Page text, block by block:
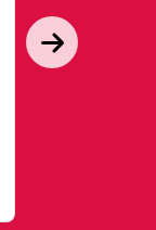
Mercato
La